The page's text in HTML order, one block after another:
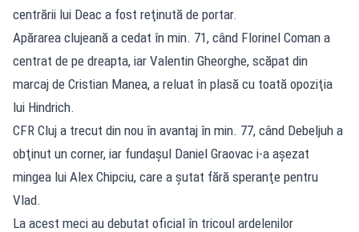
centrării lui Deac a fost reţinută de portar.
Apărarea clujeană a cedat în min. 71, când Florinel Coman a
centrat de pe dreapta, iar Valentin Gheorghe, scăpat din
marcaj de Cristian Manea, a reluat în plasă cu toată opoziţia
lui Hindrich.
CFR Cluj a trecut din nou în avantaj în min. 77, când Debeljuh a
obţinut un corner, iar fundaşul Daniel Graovac i-a aşezat
mingea lui Alex Chipciu, care a şutat fără speranţe pentru
Vlad.
La acest meci au debutat oficial în tricoul ardelenilor